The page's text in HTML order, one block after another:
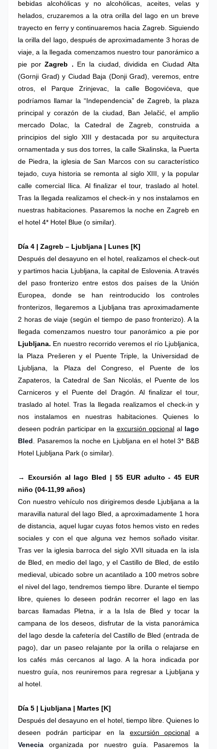
bebidas alcohólicas y no alcohólicas, aceites, velas y
helados, cruzaremos a la otra orilla del lago en un breve
trayecto en ferry y continuaremos hacia Zagreb. Siguiendo
la orilla del lago, después de aproximadamente 3 horas de
viaje, a la llegada comenzamos nuestrotour panorámico a
pie porZagreb . En la ciudad, dividida en Ciudad Alta
(Gornji Grad) y Ciudad Baja (Donji Grad), veremos, entre
otros, el Parque Zrinjevac, la calle Bogovićeva, que
podríamos llamar la “Independencia” de Zagreb, la plaza
principal y corazón de la ciudad, Ban Jelačić, el amplio
mercado Dolac, la Catedral de Zagreb, construida a
principios del siglo XIII y destacada por su arquitectura
ornamentada y sus dos torres, la calle Skalinska, la Puerta
de Piedra, la iglesia de San Marcos con su característico
tejado, cuya historia se remonta al siglo XIII, y la popular
calle comercial Ilica. Al finalizar el tour, traslado al hotel.
Tras la llegada realizamos el check-in y nos instalamos en
nuestras habitaciones. Pasaremos la noche en Zagreb en
el hotel 4* Hotel Blue (o similar).
Día 4 | Zagreb – Ljubljana | Lunes [K]
Después del desayuno en el hotel, realizamos el check-out
y partimos hacia Ljubljana, la capital de Eslovenia. A través
del paso fronterizo entre estos dos países de la Unión
Europea, donde se han reintroducido los controles
fronterizos, llegaremos a Ljubljana tras aproximadamente
2 horas de viaje (según el tiempo de paso fronterizo). A la
llegada comenzamos nuestrotour panorámico a pie por
Ljubljana. En nuestro recorrido veremos el río Ljubljanica,
la Plaza Prešeren y el Puente Triple, la Universidad de
Ljubljana, la Plaza del Congreso, el Puente de los
Zapateros, la Catedral de San Nicolás, el Puente de los
Carniceros y el Puente del Dragón. Al finalizar el tour,
traslado al hotel. Tras la llegada realizamos el check-in y
nos instalamos en nuestras habitaciones. Quienes lo
deseen podrán participar en la excursión opcionalal lago
Bled
Pasaremos la noche en Ljubljana en el hotel 3* B&B
Hotel Ljubljana Park (o similar).
→ Excursión al lago Bled | 55 EUR adulto - 45 EUR
niño (04-11,99 años)
Con nuestro vehículo nos dirigiremos desde Ljubljana a la
maravilla natural del lago Bled, a aproximadamente 1 hora
de distancia, aquel lugar cuyas fotos hemos visto en redes
sociales y con el que alguna vez hemos soñado visitar.
Tras ver la iglesia barroca del siglo XVII situada en la isla
de Bled, en medio del lago, y el Castillo de Bled, de estilo
medieval, ubicado sobre un acantilado a 100 metros sobre
el nivel del lago, tendremos tiempo libre. Durante el tiempo
libre, quienes lo deseen podrán recorrer el lago en las
barcas llamadas Pletna, ir a la Isla de Bled y tocar la
campana de los deseos, disfrutar de la vista panorámica
del lago desde la cafetería del Castillo de Bled (entrada de
pago), dar un paseo relajante por la orilla o relajarse en
los cafés más cercanos al lago. A la hora indicada por
nuestro guía, nos reuniremos para regresar a Ljubljana y
al hotel.
Día 5 | Ljubljana | Martes [K]
Después del desayuno en el hotel, tiempo libre. Quienes lo
deseen podrán participar en la excursión opcional a
Venecia organizada por nuestro guía. Pasaremos la